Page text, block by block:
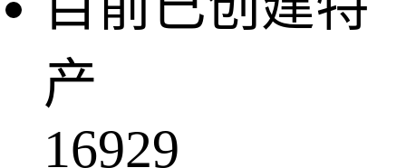
产
16929